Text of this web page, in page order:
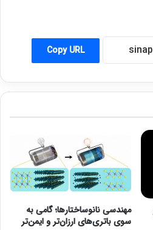
Copy URL
مهندسی نانوساختارها؛ گامی به
سوی باتری‌های ارزان‌تر و ایمن‌تر